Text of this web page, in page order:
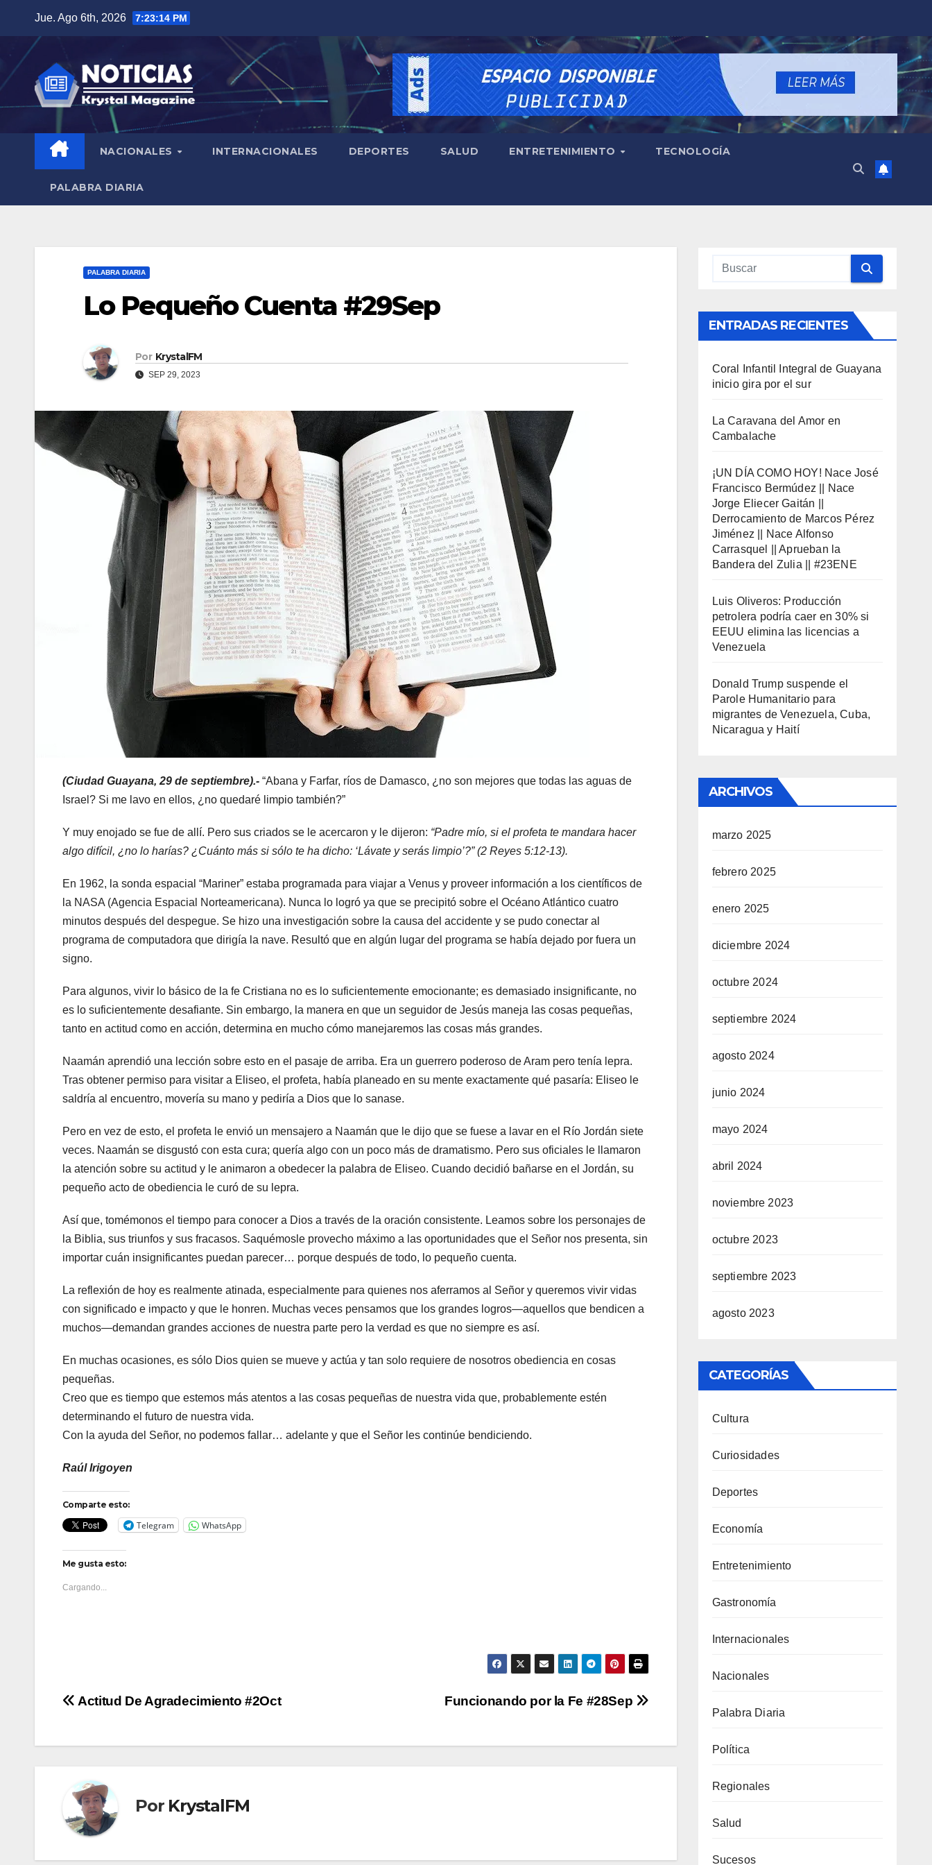
contenido
Jue. Ago 6th, 2026 7:23:15 PM
NACIONALES INTERNACIONALES DEPORTES SALUD ENTRETENIMIENTO TECNOLOGÍA
PALABRA DIARIA
PALABRA DIARIA
Lo Pequeño Cuenta #29Sep
Por KrystalFM
SEP 29, 2023
(Ciudad Guayana, 29 de septiembre).- “Abana y Farfar, ríos de Damasco, ¿no son mejores que todas las aguas de
Israel? Si me lavo en ellos, ¿no quedaré limpio también?”
Y muy enojado se fue de allí. Pero sus criados se le acercaron y le dijeron: “Padre mío, si el profeta te mandara hacer
algo difícil, ¿no lo harías? ¿Cuánto más si sólo te ha dicho: ‘Lávate y serás limpio’?” (2 Reyes 5:12-13).
En 1962, la sonda espacial “Mariner” estaba programada para viajar a Venus y proveer información a los científicos de
la NASA (Agencia Espacial Norteamericana). Nunca lo logró ya que se precipitó sobre el Océano Atlántico cuatro
minutos después del despegue. Se hizo una investigación sobre la causa del accidente y se pudo conectar al
programa de computadora que dirigía la nave. Resultó que en algún lugar del programa se había dejado por fuera un
signo.
Para algunos, vivir lo básico de la fe Cristiana no es lo suficientemente emocionante; es demasiado insignificante, no
es lo suficientemente desafiante. Sin embargo, la manera en que un seguidor de Jesús maneja las cosas pequeñas,
tanto en actitud como en acción, determina en mucho cómo manejaremos las cosas más grandes.
Naamán aprendió una lección sobre esto en el pasaje de arriba. Era un guerrero poderoso de Aram pero tenía lepra.
Tras obtener permiso para visitar a Eliseo, el profeta, había planeado en su mente exactamente qué pasaría: Eliseo le
saldría al encuentro, movería su mano y pediría a Dios que lo sanase.
Pero en vez de esto, el profeta le envió un mensajero a Naamán que le dijo que se fuese a lavar en el Río Jordán siete
veces. Naamán se disgustó con esta cura; quería algo con un poco más de dramatismo. Pero sus oficiales le llamaron
la atención sobre su actitud y le animaron a obedecer la palabra de Eliseo. Cuando decidió bañarse en el Jordán, su
pequeño acto de obediencia le curó de su lepra.
Así que, tomémonos el tiempo para conocer a Dios a través de la oración consistente. Leamos sobre los personajes de
la Biblia, sus triunfos y sus fracasos. Saquémosle provecho máximo a las oportunidades que el Señor nos presenta, sin
importar cuán insignificantes puedan parecer… porque después de todo, lo pequeño cuenta.
La reflexión de hoy es realmente atinada, especialmente para quienes nos aferramos al Señor y queremos vivir vidas
con significado e impacto y que le honren. Muchas veces pensamos que los grandes logros—aquellos que bendicen a
muchos—demandan grandes acciones de nuestra parte pero la verdad es que no siempre es así.
En muchas ocasiones, es sólo Dios quien se mueve y actúa y tan solo requiere de nosotros obediencia en cosas
pequeñas.
Creo que es tiempo que estemos más atentos a las cosas pequeñas de nuestra vida que, probablemente estén
determinando el futuro de nuestra vida.
Con la ayuda del Señor, no podemos fallar… adelante y que el Señor les continúe bendiciendo.
Raúl Irigoyen
Comparte esto:
Telegram WhatsApp
Me gusta esto:
Cargando...
Navegación
Funcionando por la Fe #28Sep
Actitud De Agradecimiento #2Oct
Por KrystalFM
ENTRADAS RECIENTES
Coral Infantil Integral de Guayana
inicio gira por el sur
La Caravana del Amor en
Cambalache
¡UN DÍA COMO HOY! Nace José
Francisco Bermúdez || Nace
Jorge Eliecer Gaitán ||
Derrocamiento de Marcos Pérez
Jiménez || Nace Alfonso
Carrasquel || Aprueban la
Bandera del Zulia || #23ENE
Luis Oliveros: Producción
petrolera podría caer en 30% si
EEUU elimina las licencias a
Venezuela
Donald Trump suspende el
Parole Humanitario para
migrantes de Venezuela, Cuba,
Nicaragua y Haití
ARCHIVOS
marzo 2025
febrero 2025
enero 2025
diciembre 2024
octubre 2024
septiembre 2024
agosto 2024
junio 2024
mayo 2024
abril 2024
noviembre 2023
octubre 2023
septiembre 2023
agosto 2023
CATEGORÍAS
Cultura
Curiosidades
Deportes
Economía
Entretenimiento
Gastronomía
Internacionales
Nacionales
Palabra Diaria
Política
Regionales
Salud
Sucesos